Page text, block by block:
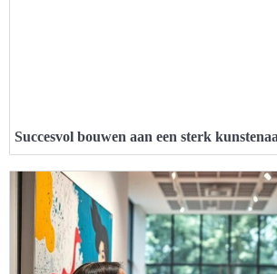
Succesvol bouwen aan een sterk